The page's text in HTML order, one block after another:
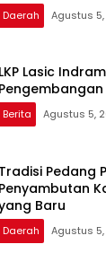
Daerah Agustus
LKP Lasic
Pengembangan
Berita Agustus 5,
Tradisi Pedang
Penyambutan
Baru
Daerah Agustus